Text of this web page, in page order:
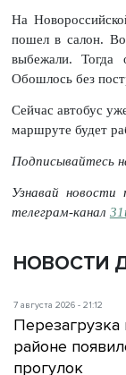
На
пошел в салон.
выбежали.
Обошлось без
Сейчас автобус
маршруте будет
Подписывайтесь
Узнавай
телеграм-канал
НОВОСТИ
7 августа 2026 - 21:12
районе
прогулок